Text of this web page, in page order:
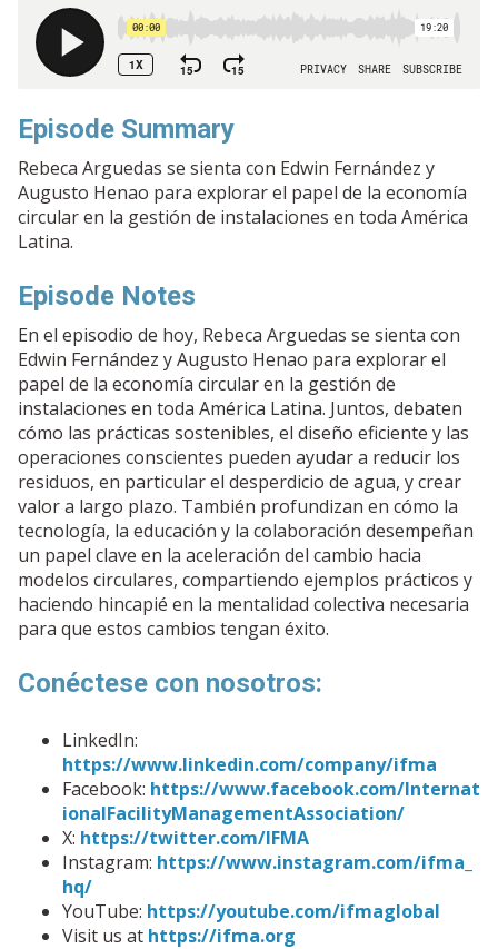
Episode Summary
Rebeca Arguedas se sienta con Edwin Fernández y
Augusto Henao para explorar el papel de la economía
circular en la gestión de instalaciones en toda América
Latina.
Episode Notes
En el episodio de hoy, Rebeca Arguedas se sienta con
Edwin Fernández y Augusto Henao para explorar el
papel de la economía circular en la gestión de
instalaciones en toda América Latina. Juntos, debaten
cómo las prácticas sostenibles, el diseño eficiente y las
operaciones conscientes pueden ayudar a reducir los
residuos, en particular el desperdicio de agua, y crear
valor a largo plazo. También profundizan en cómo la
tecnología, la educación y la colaboración desempeñan
un papel clave en la aceleración del cambio hacia
modelos circulares, compartiendo ejemplos prácticos y
haciendo hincapié en la mentalidad colectiva necesaria
para que estos cambios tengan éxito.
Conéctese con nosotros:
LinkedIn:
https://www.linkedin.com/company/ifma
Facebook: https://www.facebook.com/Internat
ionalFacilityManagementAssociation/
X: https://twitter.com/IFMA
Instagram: https://www.instagram.com/ifma_
hq/
YouTube: https://youtube.com/ifmaglobal
Visit us at https://ifma.org